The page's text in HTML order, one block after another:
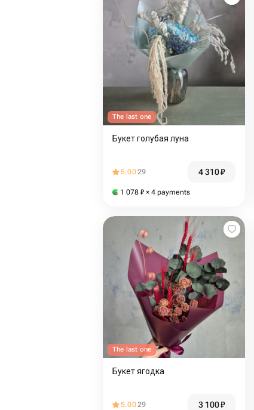
The last one
Букет голубая луна
5.0029 4 310₽
1 078 ₽ × 4 payments
The last one
Букет ягодка
5.0029 3 100₽